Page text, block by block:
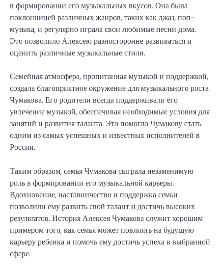
в формировании его музыкальных вкусов. Она была
поклонницей различных жанров, таких как джаз, поп-
музыка, и регулярно играла свои любимые песни дома.
Это позволило Алексею разносторонне развиваться и
оценить различные музыкальные стили.
Семейная атмосфера, пропитанная музыкой и поддержкой,
создала благоприятное окружение для музыкального роста
Чумакова. Его родители всегда поддерживали его
увлечение музыкой, обеспечивая необходимые условия для
занятий и развития таланта. Это помогло Чумакову стать
одним из самых успешных и известных исполнителей в
России.
Таким образом, семья Чумакова сыграла незаменимую
роль в формировании его музыкальной карьеры.
Вдохновение, наставничество и поддержка семьи
позволили ему развить свой талант и достичь высоких
результатов. История Алексея Чумакова служит хорошим
примером того, как семья может повлиять на будущую
карьеру ребенка и помочь ему достичь успеха в выбранной
сфере.